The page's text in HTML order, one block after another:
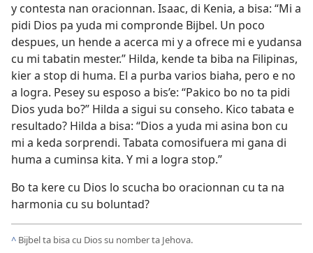
y contesta nan oracionnan. Isaac, di Kenia, a bisa: “Mi a
pidi Dios pa yuda mi compronde Bijbel. Un poco
despues, un hende a acerca mi y a ofrece mi e yudansa
cu mi tabatin mester.” Hilda, kende ta biba na Filipinas,
kier a stop di huma. El a purba varios biaha, pero e no
a logra. Pesey su esposo a bis’e: “Pakico bo no ta pidi
Dios yuda bo?” Hilda a sigui su conseho. Kico tabata e
resultado? Hilda a bisa: “Dios a yuda mi asina bon cu
mi a keda sorprendi. Tabata comosifuera mi gana di
huma a cuminsa kita. Y mi a logra stop.”
Bo ta kere cu Dios lo scucha bo oracionnan cu ta na
harmonia cu su boluntad?
^ Bijbel ta bisa cu Dios su nomberta Jehova.